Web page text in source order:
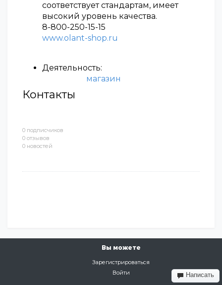
0 подписчиков
0 отзывов
0 новостей
соответствует стандартам, имеет
высокий уровень качества.
8-800-250-15-15
www.olant-shop.ru
Деятельность:
магазин
Контакты
Вы можете
Зарегистрироваться
Войти
Написать